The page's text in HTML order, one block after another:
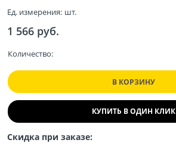
Ед. измерения: шт.
1 566 руб.
Количество:
В КОРЗИНУ
КУПИТЬ В ОДИН КЛИК
Скидка при заказе: